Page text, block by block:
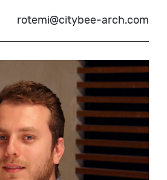
rotemi@citybee-arch.com